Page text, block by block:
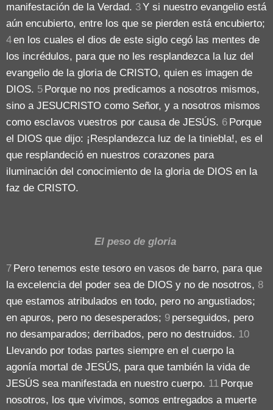
manifestación de la Verdad. 3Y si nuestro evangelio está
aún encubierto, entre los que se pierden está encubierto;
4en los cuales el dios de este siglo cegó las mentes de
los incrédulos, para que no les resplandezca la luz del
evangelio de la gloria de CRISTO, quien es imagen de
DIOS. 5 Porque no nos predicamos a nosotros mismos,
sino a JESUCRISTO como Señor, y a nosotros mismos
como esclavos vuestros por causa de JESÚS. 6 Porque
el DIOS que dijo: ¡Resplandezca luz de la tiniebla!, es el
que resplandeció en nuestros corazones para
iluminación del conocimiento de la gloria de DIOS en la
faz de CRISTO.
El peso de gloria
7 Pero tenemos este tesoro en vasos de barro, para que
la excelencia del poder sea de DIOS y no de nosotros, 8
que estamos atribulados en todo, pero no angustiados;
en apuros, pero no desesperados; 9 perseguidos, pero
no desamparados; derribados, pero no destruidos. 10
Llevando por todas partes siempre en el cuerpo la
agonía mortal de JESÚS, para que también la vida de
JESÚS sea manifestada en nuestro cuerpo. 11 Porque
nosotros, los que vivimos, somos entregados a muerte